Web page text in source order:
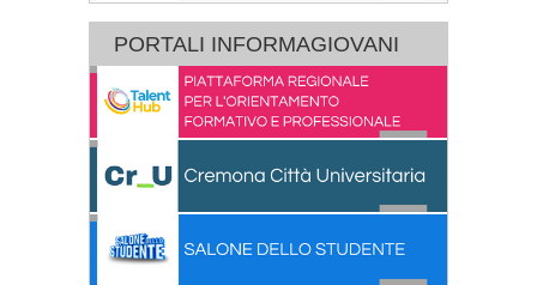
PORTALI INFORMAGIOVANI